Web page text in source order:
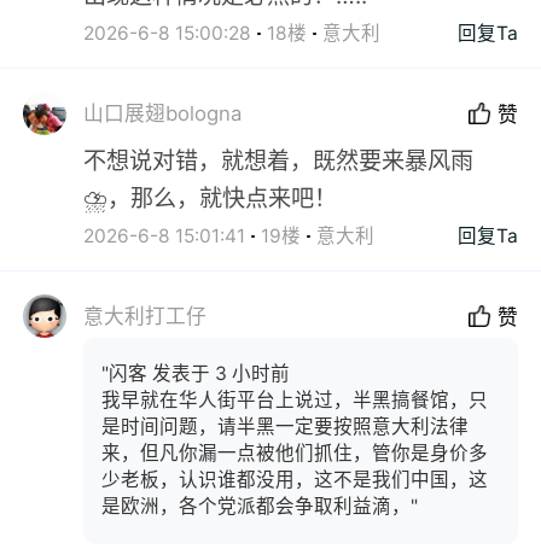
2026-6-8 15:00:28 18楼 意大利 回复Ta
山口展翅bologna 赞
不想说对错，就想着，既然要来暴风雨
⛈️，那么，就快点来吧！
2026-6-8 15:01:41 19楼 意大利 回复Ta
意大利打工仔 赞
"闪客 发表于 3 小时前
我早就在华人街平台上说过，半黑搞餐馆，只
是时间问题，请半黑一定要按照意大利法律
来，但凡你漏一点被他们抓住，管你是身价多
少老板，认识谁都没用，这不是我们中国，这
是欧洲，各个党派都会争取利益滴，"